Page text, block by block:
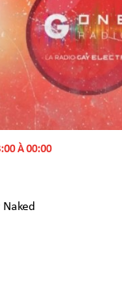
À 00:00